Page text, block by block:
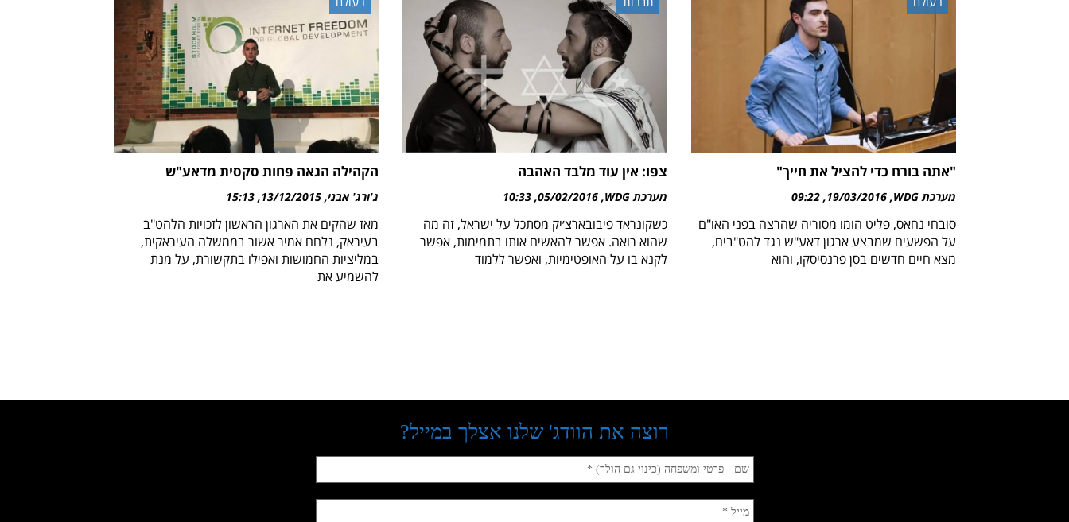
"אתה בורח כדי להציל את חייך"
מערכת WDG 19/03/2016
09:22
סובחי נחאס, פליט הומו מסוריה שהרצה בפני האו"ם
על הפשעים שמבצע ארגון דאע"ש נגד להט"בים,
מצא חיים חדשים בסן פרנסיסקו, והוא
צפו: אין עוד מלבד האהבה
מערכת WDG 05/02/2016
10:33
כשקונראד פיבובארצ׳יק מסתכל על ישראל, זה מה
שהוא רואה. אפשר להאשים אותו בתמימות, אפשר
לקנא בו על האופטימיות, ואפשר ללמוד
הקהילה הגאה פחות סקסית מדאע"ש
ג'ורג' אבני 13/12/2015
15:13
מאז שהקים את הארגון הראשון לזכויות הלהט"ב
בעיראק, נלחם אמיר אשור בממשלה העיראקית,
במליציות החמושות ואפילו בתקשורת, על מנת
להשמיע את